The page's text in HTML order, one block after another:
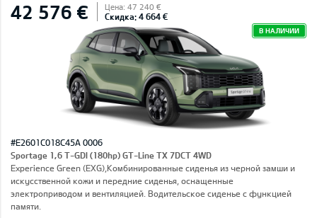
42 576 € Цена: 47 240 €
Скидка: 4 664 €
В НАЛИЧИИ
#E2601C018C45A 0006
Sportage 1,6 T-GDI (180hp) GT-Line TX 7DCT 4WD
Experience Green (EXG),Комбинированные сиденья из черной замши и
искусственной кожи и передние сиденья, оснащенные
электроприводом и вентиляцией. Водительское сиденье с функцией
памяти.